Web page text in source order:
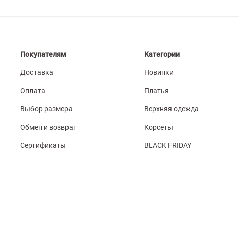
Покупателям
Доставка
Оплата
Выбор размера
Обмен и возврат
Сертификаты
Категории
Новинки
Платья
Верхняя одежда
Корсеты
BLACK FRIDAY